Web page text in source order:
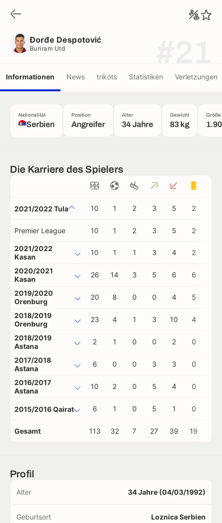
Đorđe Despotović
Buriram Utd
Informationen News trikots Statistiken Verletzungen
Nationalität
Serbien
Position
Angreifer
Alter
34 Jahre
Gewicht
83 kg
Größe
Die Karriere des Spielers
2021/2022 Tula 10 1 2 3 5 2
Premier League 10 1 2 3 5 2
2021/2022
Kasan
10 1 1 3 4 2
2020/2021
Kasan
26 14 3 5 6 6
2019/2020
Orenburg
20 8 0 0 4 5
2018/2019
Orenburg
23 4 1 3 10 4
2018/2019
Astana
2 1 0 0 2 0
2017/2018
Astana
6 0 0 3 3 0
2016/2017
Astana
10 2 0 5 4 0
2015/2016 Qairat 6 1 0 5 1 0
Gesamt 113 32 7 27 39 19
Profil
Alter 34 Jahre (04/03/1992)
Geburtsort Loznica Serbien